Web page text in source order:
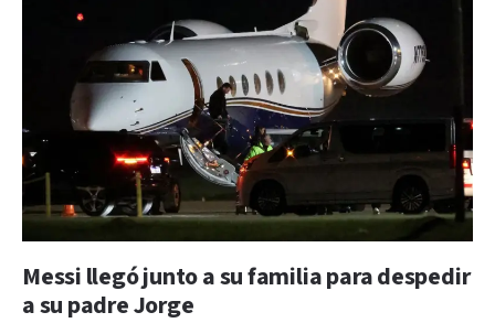
Messi llegó junto a su familia para despedir
a su padre Jorge